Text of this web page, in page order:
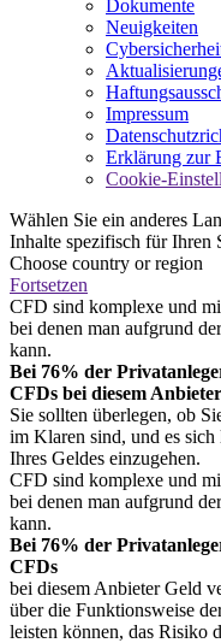
Dokumente
Neuigkeiten
Impressum
Erklärung zur
Cookie-
Wählen Sie ein anderes
Inhalte spezifisch für Ihren
Choose country or region
Fortsetzen
CFD sind komplexe und
bei denen man aufgrund
kann.
Bei 76% der
CFDs bei diesem
Sie sollten überlegen, ob
im Klaren sind, und es sich
Ihres Geldes einzugehen.
CFD sind komplexe und
bei denen man aufgrund
kann.
Bei 76% der
CFDs
bei diesem Anbieter Geld
über die Funktionsweise
leisten können, das Risiko